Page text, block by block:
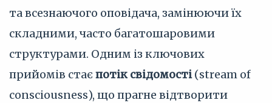
та всезнаючого оповідача, замінюючи їх
складними, часто багатошаровими
структурами. Одним із ключових
прийомів стає потік свідомості(stream of
consciousness), що прагне відтворити